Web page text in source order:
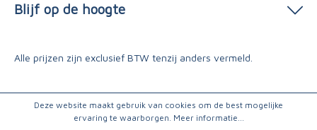
Blijf op de hoogte
Alle prijzen zijn exclusief BTW tenzij anders vermeld.
Deze website maakt gebruik van cookies om de best mogelijke
ervaring te waarborgen. Meer informatie...